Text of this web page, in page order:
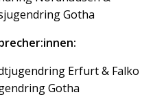
Gotha
Erfurt & Falko
Gotha